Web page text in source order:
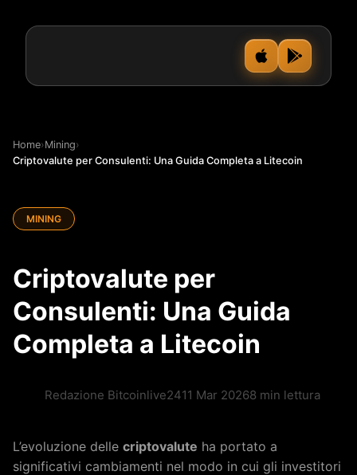
Home›Mining›
Criptovalute per Consulenti: Una Guida Completa a Litecoin
MINING
Criptovalute per
Consulenti: Una Guida
Completa a Litecoin
Redazione Bitcoinlive2411 Mar 20268 min lettura
L’evoluzione delle criptovalute ha portato a
significativi cambiamenti nel modo in cui gli investitori